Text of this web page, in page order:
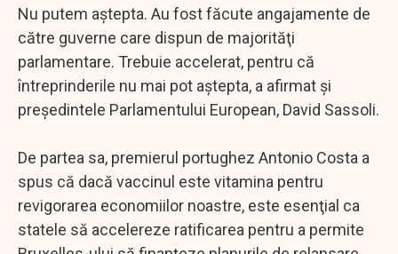
Nu putem aştepta. Au fost făcute angajamente de
către guverne care dispun de majorităţi
parlamentare. Trebuie accelerat, pentru că
întreprinderile nu mai pot aştepta, a afirmat şi
preşedintele Parlamentului European, David Sassoli.
De partea sa, premierul portughez Antonio Costa a
spus că dacă vaccinul este vitamina pentru
revigorarea economiilor noastre, este esenţial ca
statele să accelereze ratificarea pentru a permite